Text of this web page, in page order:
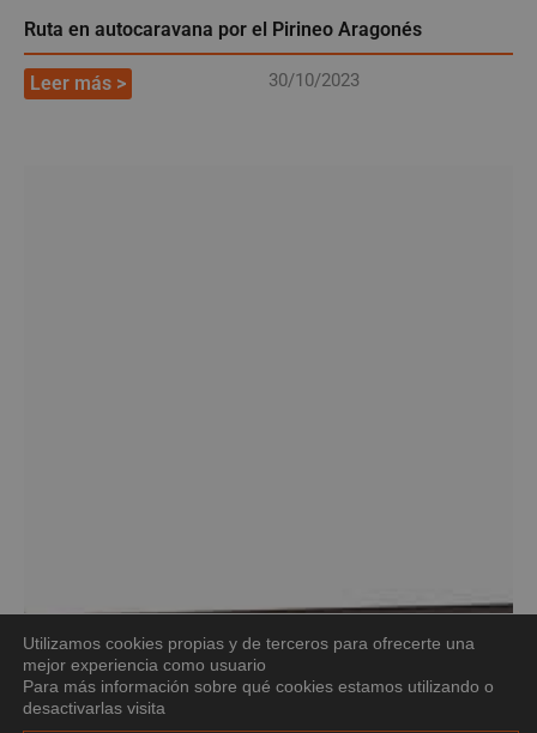
Ruta en autocaravana por el Pirineo Aragonés
Leer más > 30/10/2023
Utilizamos cookies propias y de terceros para ofrecerte una
mejor experiencia como usuario
Para más información sobre qué cookies estamos utilizando o
desactivarlas visita